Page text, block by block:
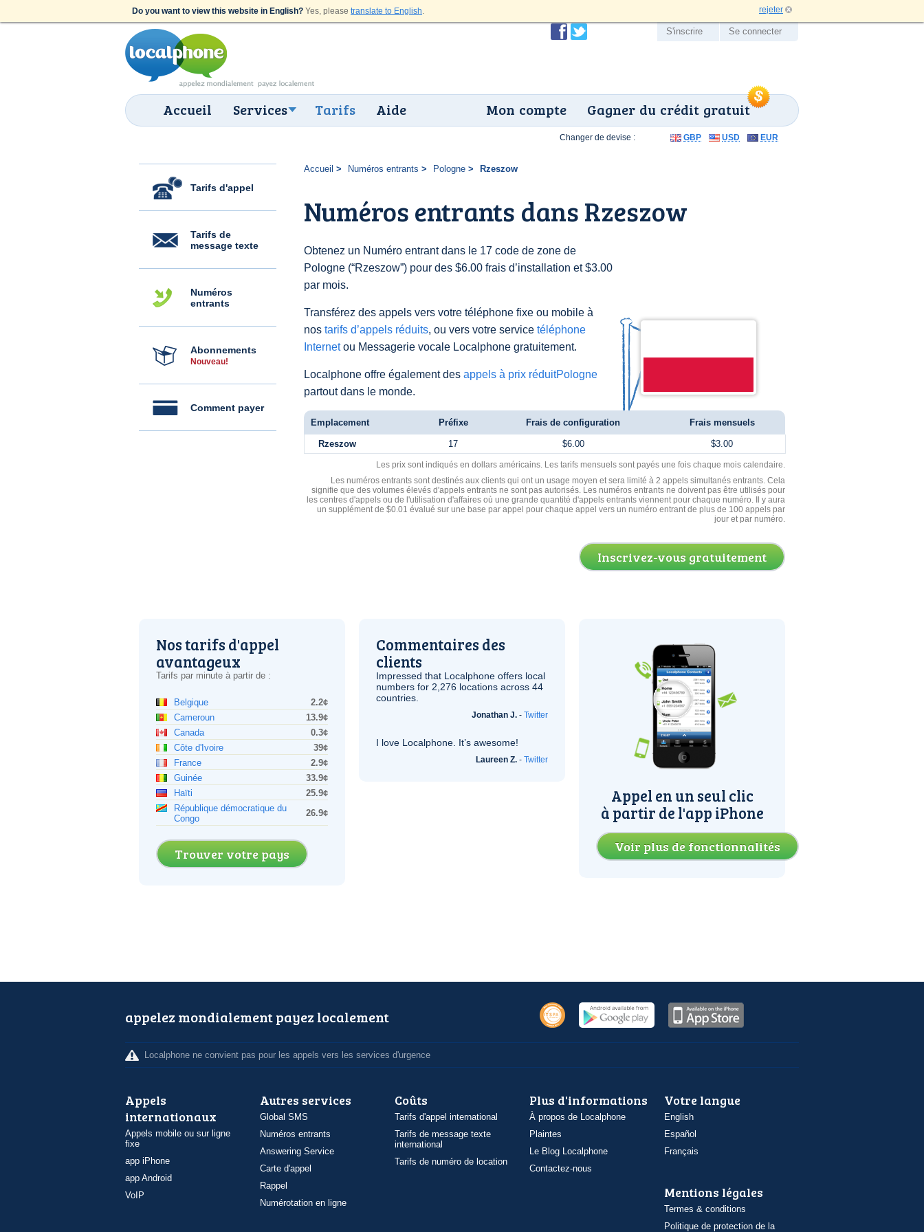
Do you want to view this website in English? Yes, please translate to English. rejeter
Accueil Services Tarifs Aide Gagner du crédit gratuit
Mon compte
S'inscrire Se connecter
Tarifs d'appel
Tarifs de
message texte
Numéros
entrants
Abonnements
Nouveau!
Comment payer
Accueil Numéros entrants Pologne Rzeszow
Numéros entrants dans Rzeszow
Obtenez un Numéro entrant dans le 17 code de zone de
Pologne (“Rzeszow”) pour des $6.00 frais d’installation et $3.00
par mois.
Transférez des appels vers votre téléphone fixe ou mobile à
nos tarifs d’appels réduits, ou vers votre service téléphone
Internetou Messagerie vocale Localphone gratuitement.
Localphone offre également des appels à prix réduitPologne
partout dans le monde.
Changer de devise : GBP USD EUR
Emplacement Préfixe Frais de configuration Frais mensuels
Rzeszow 17 $6.00 $3.00
Les prix sont indiqués en dollars américains. Les tarifs mensuels sont payés une fois chaque mois calendaire.
Les numéros entrants sont destinés aux clients qui ont un usage moyen et sera limité à 2 appels simultanés entrants. Cela
signifie que des volumes élevés d'appels entrants ne sont pas autorisés. Les numéros entrants ne doivent pas être utilisés pour
les centres d'appels ou de l'utilisation d'affaires où une grande quantité d'appels entrants viennent pour chaque numéro. Il y aura
un supplément de $0.01 évalué sur une base par appel pour chaque appel vers un numéro entrant de plus de 100 appels par
jour et par numéro.
Inscrivez-vous gratuitement
Nos tarifs d'appel
avantageux
Tarifs par minute à partir de :
Belgique
2.2¢
Cameroun
13.9¢
Canada
0.3¢
Côte d'Ivoire
39¢
France
2.9¢
Guinée
33.9¢
Haïti
25.9¢
République démocratique du
Congo
26.9¢
Trouver votre pays
Commentaires des
clients
Impressed that Localphone offers local
numbers for 2,276 locations across 44
countries.
Jonathan J. - Twitter
I love Localphone. It’s awesome!
Laureen Z. - Twitter
Appel en un seul clic
à partir de l'app iPhone
Voir plus de fonctionnalités
appelez mondialement payez localement
Localphone ne convient pas pour les appels vers les services d'urgence
Appels
internationaux
Appels mobile ou sur ligne
fixe
app iPhone
app Android
VoIP
Autres services
Global SMS
Numéros entrants
Answering Service
Carte d'appel
Rappel
Numérotation en ligne
Coûts
Tarifs d'appel international
Tarifs de message texte
international
Tarifs de numéro de location
Plus d'informations
À propos de Localphone
Plaintes
Le Blog Localphone
Contactez-nous
Votre langue
English
Español
Français
Mentions légales
Termes & conditions
Politique de protection de la